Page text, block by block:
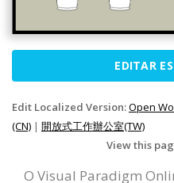
EDITAR
Edit Localized Version:Open
(CN) | 開放式工作辦公室(TW)
View this
O Visual Paradigm